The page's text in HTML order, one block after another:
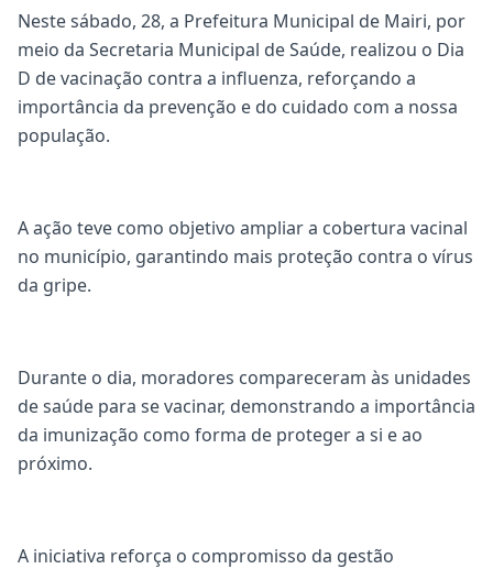
Neste sábado, 28, a Prefeitura Municipal de Mairi, por
meio da Secretaria Municipal de Saúde, realizou o Dia
D de vacinação contra a influenza, reforçando a
importância da prevenção e do cuidado com a nossa
população.
A ação teve como objetivo ampliar a cobertura vacinal
no município, garantindo mais proteção contra o vírus
da gripe.
Durante o dia, moradores compareceram às unidades
de saúde para se vacinar, demonstrando a importância
da imunização como forma de proteger a si e ao
próximo.
A iniciativa reforça o compromisso da gestão